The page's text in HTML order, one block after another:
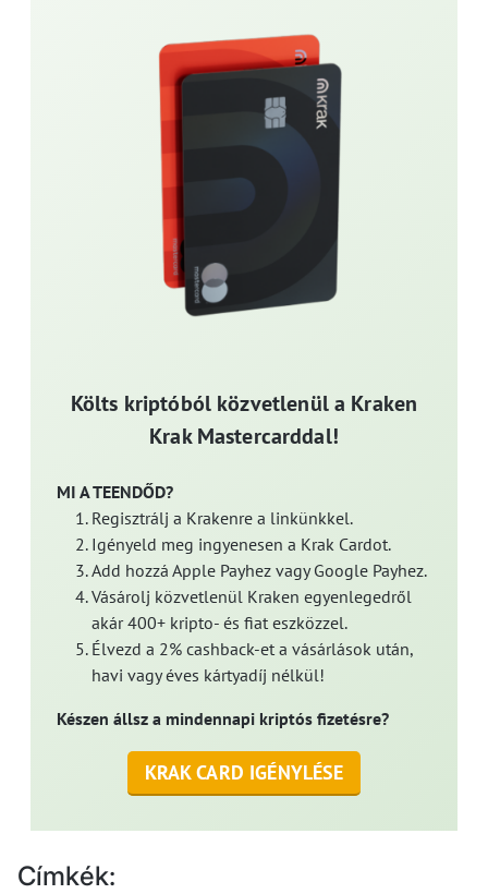
Költs kriptóból közvetlenül a Kraken
Krak Mastercarddal!
MI A TEENDŐD?
Regisztrálj a Krakenre a linkünkkel.
Igényeld meg ingyenesen a Krak Cardot.
Add hozzá Apple Payhez vagy Google Payhez.
Vásárolj közvetlenül Kraken egyenlegedről
akár 400+ kripto- és fiat eszközzel.
Élvezd a 2% cashback-et a vásárlások után,
havi vagy éves kártyadíj nélkül!
Készen állsz a mindennapi kriptós fizetésre?
KRAK CARD IGÉNYLÉSE
Címkék: